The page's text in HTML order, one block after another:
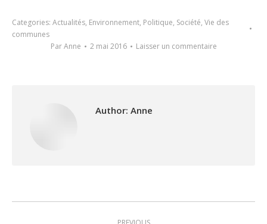
Categories: Actualités, Environnement, Politique, Société, Vie des
communes
ParAnne 2 mai 2016 Laisser un commentaire
Author: Anne